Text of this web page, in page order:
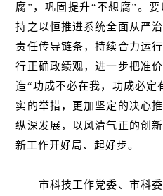
腐”，巩固提升“不想腐”。
持之以恒推进系统全面从严
责任传导链条，持续合力运
行正确政绩观，进一步把准
造“功成不必在我，功成必定
实的举措，更加坚定的决心
纵深发展，以风清气正的创
新工作开好局、起好步。
市科技工作党委、市科委